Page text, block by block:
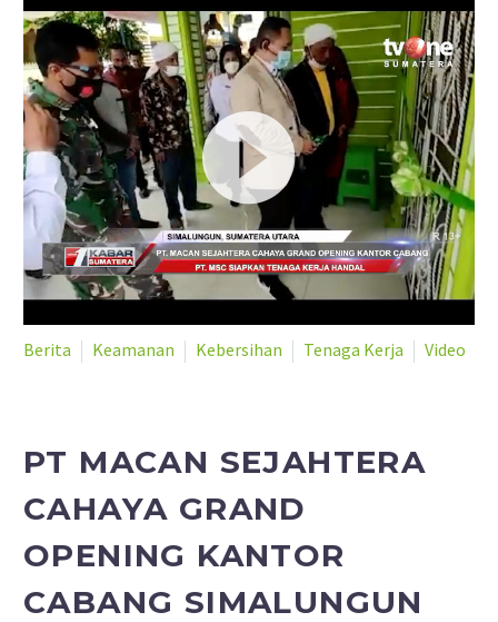
Player
Berita Keamanan Kebersihan Tenaga Kerja Video
PT MACAN SEJAHTERA
CAHAYA GRAND
OPENING KANTOR
CABANG SIMALUNGUN